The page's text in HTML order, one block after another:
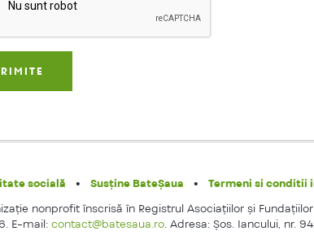
socială Susține BateȘaua
Termeni si conditii
nonprofit înscrisă în Registrul Asociaţiilor şi
E-mail: contact@batesaua.ro. Adresa: Şos. Iancului, nr.